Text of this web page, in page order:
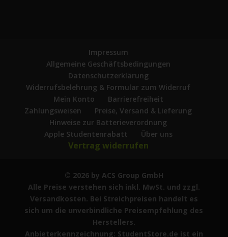
Impressum
Allgemeine Geschäftsbedingungen
Datenschutzerklärung
Widerrufsbelehrung & Formular zum Widerruf
Mein Konto
Barrierefreiheit
Zahlungsweisen
Preise, Versand & Lieferung
Hinweise zur Batterieverordnung
Apple Studentenrabatt
Über uns
Vertrag widerrufen
© 2026 by ACS Group GmbH
Alle Preise verstehen sich inkl. MwSt. und zzgl.
Versandkosten. Bei Streichpreisen handelt es
sich um die unverbindliche Preisempfehlung des
Herstellers.
Anbieterkennzeichnung: StudentStore.de ist ein